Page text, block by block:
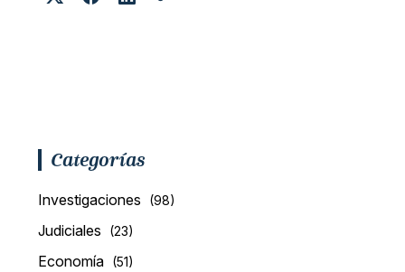
Categorías
Investigaciones (98)
Judiciales (23)
Economía (51)